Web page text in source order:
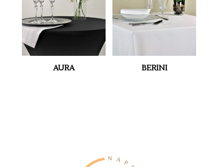
AURA BERINI